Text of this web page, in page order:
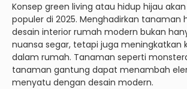
Konsep green living atau hidup hijau
populer di 2025. Menghadirkan tanaman
desain interior rumah modern bukan
nuansa segar, tetapi juga meningkatkan
dalam rumah. Tanaman seperti
tanaman gantung dapat menambah
menyatu dengan desain modern.